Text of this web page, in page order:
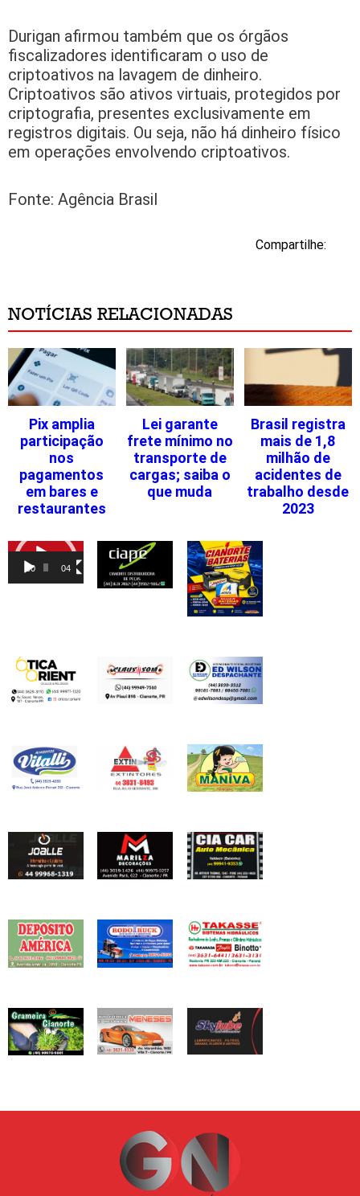
Durigan afirmou também que os órgãos
fiscalizadores identificaram o uso de
criptoativos na lavagem de dinheiro.
Criptoativos são ativos virtuais, protegidos por
criptografia, presentes exclusivamente em
registros digitais. Ou seja, não há dinheiro físico
em operações envolvendo criptoativos.
Fonte: Agência Brasil
Compartilhe:
NOTÍCIAS RELACIONADAS
Pix amplia
participação
nos
pagamentos
em bares e
restaurantes
Lei garante
frete mínimo no
transporte de
cargas; saiba o
que muda
Brasil registra
mais de 1,8
milhão de
acidentes de
trabalho desde
2023
Tocador
vídeo
00:00 04:46